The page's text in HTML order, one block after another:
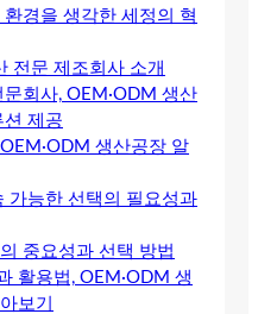
경을 생각한 세정의 혁
전문 제조회사 소개
회사, OEM·ODM 생산
션 제공
생산공장 알
가능한 선택의 필요성과
중요성과 선택 방법
활용법, OEM·ODM 생
보기